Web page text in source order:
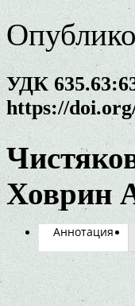
УДК
https://
Ховрин
Аннотация